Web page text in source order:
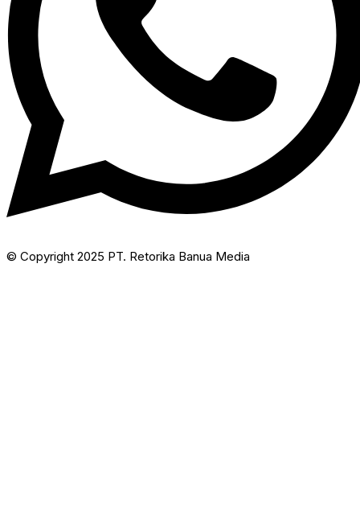
© Copyright 2025 PT. Retorika Banua Media​